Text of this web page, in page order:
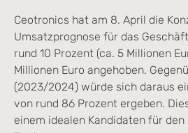
Ceotronics hat am 8. April die
Umsatzprognose für das
rund 10 Prozent (ca. 5 Millionen
Millionen Euro angehoben.
(2023/2024) würde sich daraus
von rund 86 Prozent ergeben.
einem idealen Kandidaten für